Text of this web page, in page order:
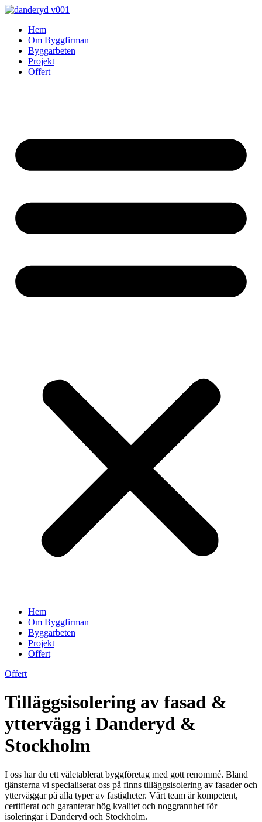
Skip
contentHem
Om Byggfirman
Byggarbeten
Projekt
Offert
Hem
Om Byggfirman
Byggarbeten
Projekt
Offert
Offert
Tilläggsisolering av fasad &
yttervägg i Danderyd &
Stockholm
I oss har du ett väletablerat byggföretag med gott renommé. Bland
tjänsterna vi specialiserat oss på finns tilläggsisolering av fasader och
ytterväggar på alla typer av fastigheter. Vårt team är kompetent,
certifierat och garanterar hög kvalitet och noggrannhet för
isoleringar i Danderyd och Stockholm.